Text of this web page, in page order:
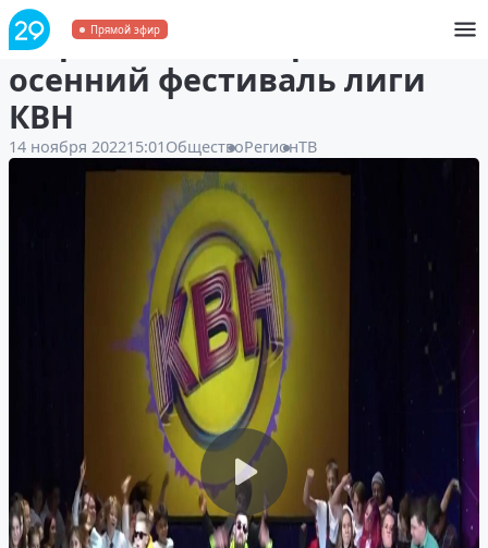
Прямой эфир
В Архангельске прошёл
осенний фестиваль лиги
КВН
14 ноября 202215:01 ОбществоРегионТВ